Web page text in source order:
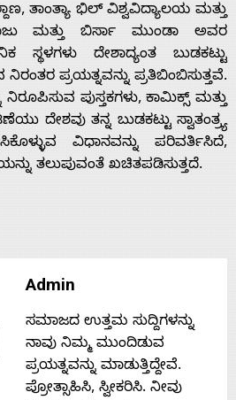
ತಾಂತ್ಯಾ ಭಿಲ್ ವಿಶ್ವವಿದ್ಯಾಲಯ ಮತ್ತು
ಮತ್ತು ಬಿರ್ಸಾ ಮುಂಡಾ ಅವರ
ಸ್ಥಳಗಳು ದೇಶಾದ್ಯಂತ ಬುಡಕಟ್ಟು
ಪ್ರಯತ್ನವನ್ನು ಪ್ರತಿಬಿಂಬಿಸುತ್ತವೆ.
ನಿರೂಪಿಸುವ ಪುಸ್ತಕಗಳು, ಕಾಮಿಕ್ಸ್ ಮತ್ತು
ದೇಶವು ತನ್ನ ಬುಡಕಟ್ಟು ಸ್ವಾತಂತ್ರ್ಯ
ವಿಧಾನವನ್ನು ಪರಿವರ್ತಿಸಿದೆ,
ತಲುಪುವಂತೆ ಖಚಿತಪಡಿಸುತ್ತದೆ.
Admin
ಸಮಾಜದ ಉತ್ತಮ ಸುದ್ದಿಗಳನ್ನು
ನಾವು ನಿಮ್ಮ ಮುಂದಿಡುವ
ಪ್ರಯತ್ನವನ್ನು ಮಾಡುತ್ತಿದ್ದೇವೆ.
ಪ್ರೋತ್ಸಾಹಿಸಿ, ಸ್ವೀಕರಿಸಿ. ನೀವು